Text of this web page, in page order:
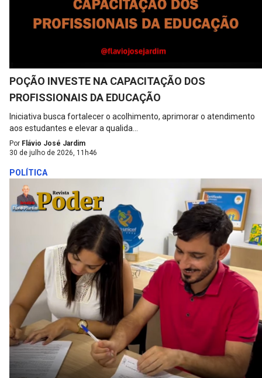
POÇÃO INVESTE NA CAPACITAÇÃO DOS
PROFISSIONAIS DA EDUCAÇÃO
Iniciativa busca fortalecer o acolhimento, aprimorar o atendimento
aos estudantes e elevar a qualida...
Por Flávio José Jardim
30 de julho de 2026, 11h46
POLÍTICA